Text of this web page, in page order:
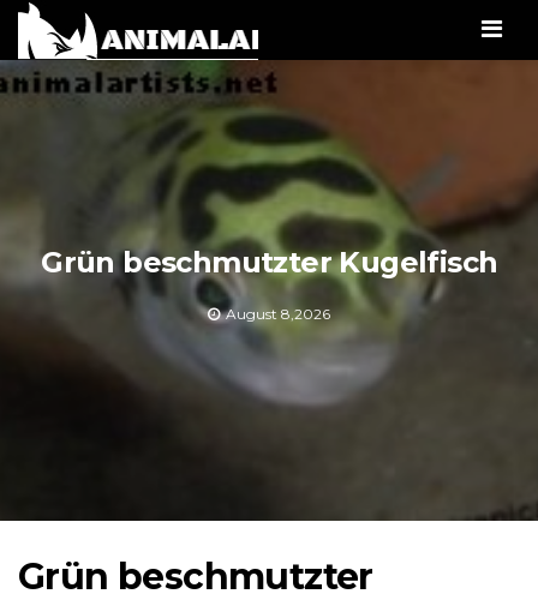
Grün beschmutzter Kugelfisch
August 8,2026
Grün beschmutzter